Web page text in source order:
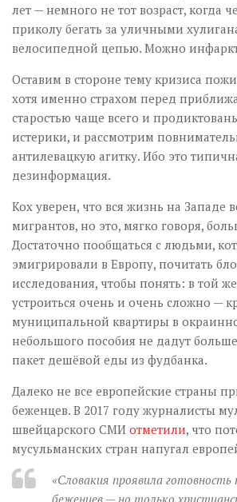
лет — немного не тот возраст, когда
приколу бегать за уличными
велосипедной цепью. Можно инфаркт
Оставим в стороне тему кризиса
хотя именно страхом перед
старостью чаще всего и
истерики, и рассмотрим
антилевацкую агитку. Ибо это
дезинформация.
Кох уверен, что вся жизнь на Западе
мигрантов, но это, мягко говоря,
Достаточно пообщаться с людьми,
эмигрировали в Европу, почитать
исследования, чтобы понять: в той
устроиться очень и очень сложно —
муниципальной квартиры в
небольшого пособия не дадут
пакет дешёвой еды из фудбанка.
Далеко не все европейские страны
беженцев. В 2017 году журналисты
швейцарского СМИ отметили, что
мусульманских стран напугал
«Словакия проявила
беженцев — но только